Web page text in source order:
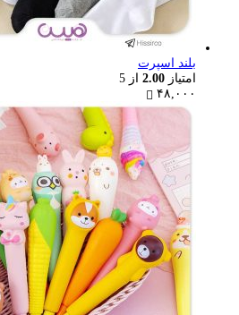
بلند اسپرت
امتیاز 2.00 از 5
۴۸,۰۰۰